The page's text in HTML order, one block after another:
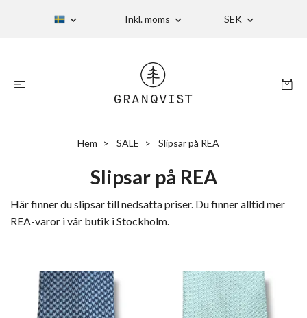
Inkl. moms SEK
Hem SALE Slipsar på REA
Slipsar på REA
Här finner du slipsar till nedsatta priser. Du finner alltid mer
REA-varor i vår butik i Stockholm.